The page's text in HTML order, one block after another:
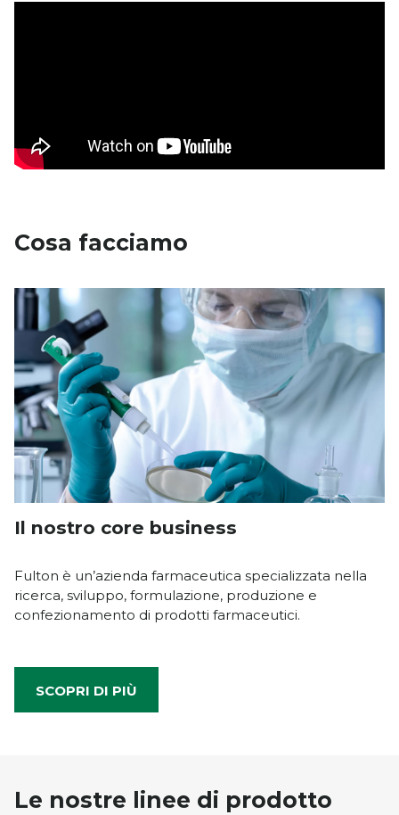
Offerta produttiva
Farmaci
Dispositivi medici
News
Farmacovigilanza
Contatti
Cosa facciamo
Il nostro core business
Fulton è un’azienda farmaceutica specializzata nella
ricerca, sviluppo, formulazione, produzione e
confezionamento di prodotti farmaceutici.
SCOPRI DI PIÙ
Le nostre linee di prodotto